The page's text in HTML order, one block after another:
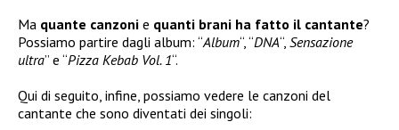
Ma quante canzoni e quanti brani ha fatto il cantante?
Possiamo partire dagli album: “Album“, “DNA“, Sensazione
ultra” e “Pizza Kebab Vol. 1“.
Qui di seguito, infine, possiamo vedere le canzoni del
cantante che sono diventati dei singoli: